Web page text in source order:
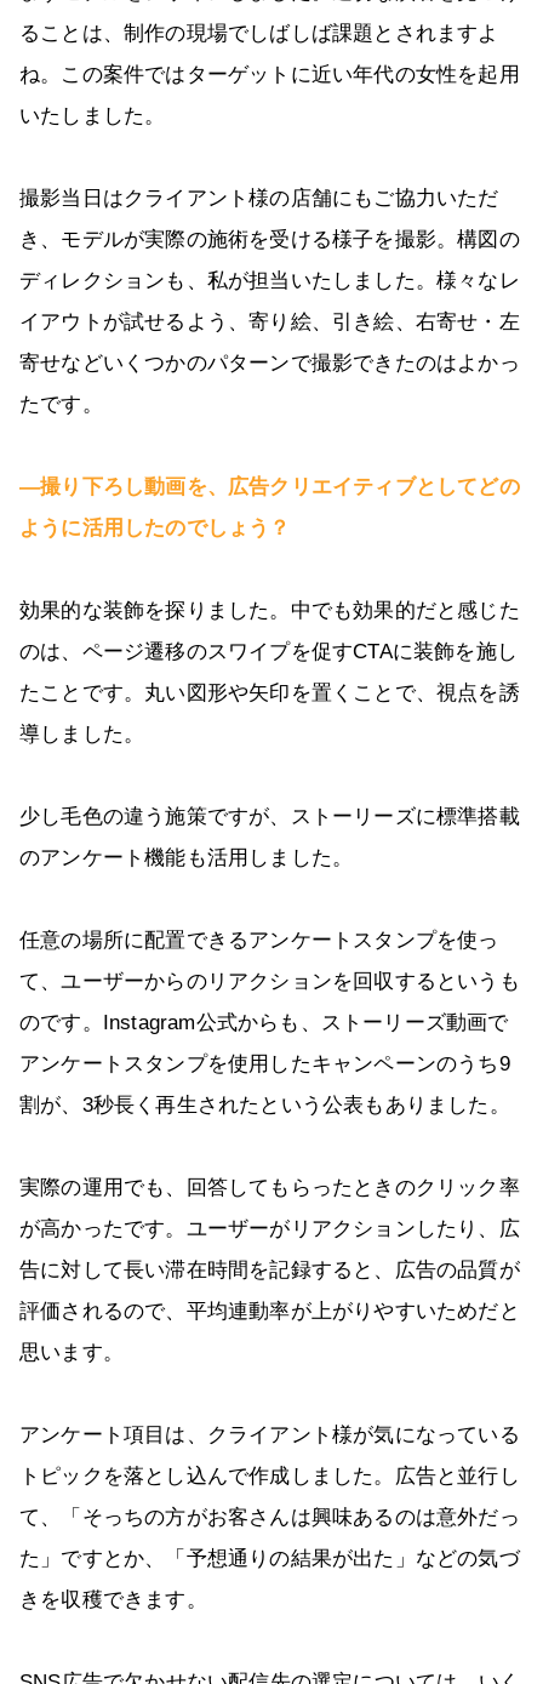
ることは、制作の現場でしばしば課題とされますよ
ね。この案件ではターゲットに近い年代の女性を起用
いたしました。
撮影当日はクライアント様の店舗にもご協力いただ
き、モデルが実際の施術を受ける様子を撮影。構図の
ディレクションも、私が担当いたしました。様々なレ
イアウトが試せるよう、寄り絵、引き絵、右寄せ・左
寄せなどいくつかのパターンで撮影できたのはよかっ
たです。
―撮り下ろし動画を、広告クリエイティブとしてどの
ように活用したのでしょう？
効果的な装飾を探りました。中でも効果的だと感じた
のは、ページ遷移のスワイプを促すCTAに装飾を施し
たことです。丸い図形や矢印を置くことで、視点を誘
導しました。
少し毛色の違う施策ですが、ストーリーズに標準搭載
のアンケート機能も活用しました。
任意の場所に配置できるアンケートスタンプを使っ
て、ユーザーからのリアクションを回収するというも
のです。Instagram公式からも、ストーリーズ動画で
アンケートスタンプを使用したキャンペーンのうち9
割が、3秒長く再生されたという公表もありました。
実際の運用でも、回答してもらったときのクリック率
が高かったです。ユーザーがリアクションしたり、広
告に対して長い滞在時間を記録すると、広告の品質が
評価されるので、平均連動率が上がりやすいためだと
思います。
アンケート項目は、クライアント様が気になっている
トピックを落とし込んで作成しました。広告と並行し
て、「そっちの方がお客さんは興味あるのは意外だっ
た」ですとか、「予想通りの結果が出た」などの気づ
きを収穫できます。